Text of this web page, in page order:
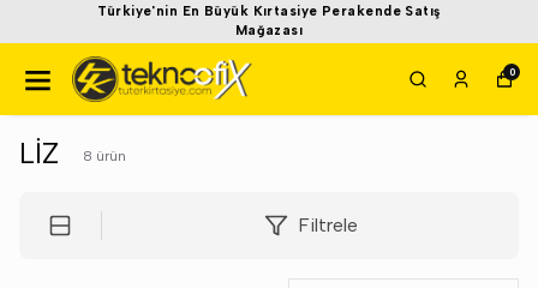
Türkiye'nin En Büyük Kırtasiye Perakende Satış
Mağazası
0
LİZ 8 ürün
Filtrele